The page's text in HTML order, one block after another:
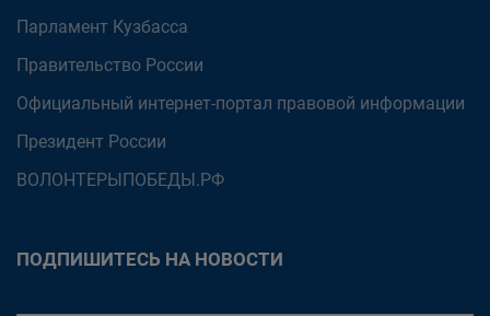
Парламент Кузбасса
Правительство России
Официальный интернет-портал правовой информации
Президент России
ВОЛОНТЕРЫПОБЕДЫ.РФ
ПОДПИШИТЕСЬ НА НОВОСТИ